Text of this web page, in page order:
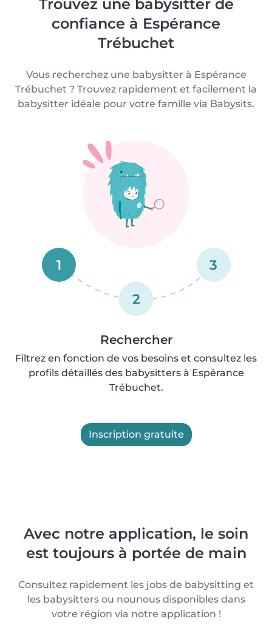
Trouvez une babysitter de
confiance à Espérance
Trébuchet
Vous recherchez une babysitter à Espérance
Trébuchet ? Trouvez rapidement et facilement la
babysitter idéale pour votre famille via Babysits.
1
2
3
Rechercher
Filtrez en fonction de vos besoins et consultez les
profils détaillés des babysitters à Espérance
Trébuchet.
Inscription gratuite
Avec notre application, le soin
est toujours à portée de main
Consultez rapidement les jobs de babysitting et
les babysitters ou nounous disponibles dans
votre région via notre application !